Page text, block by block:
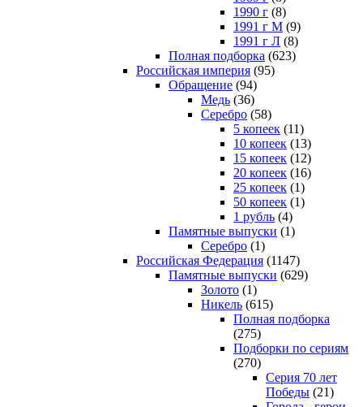
1990 г (8)
1991 г М (9)
1991 г Л (8)
Полная подборка (623)
Российская империя (95)
Обращение (94)
Медь (36)
Серебро (58)
5 копеек (11)
10 копеек (13)
15 копеек (12)
20 копеек (16)
25 копеек (1)
50 копеек (1)
1 рубль (4)
Памятные выпуски (1)
Серебро (1)
Российская Федерация (1147)
Памятные выпуски (629)
Золото (1)
Никель (615)
Полная подборка
(275)
Подборки по сериям
(270)
Серия 70 лет
Победы (21)